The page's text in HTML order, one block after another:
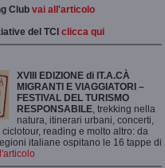
Club vai all'articolo
del TCI clicca qui
XVIII EDIZIONE di IT.A.CÀ
MIGRANTI E VIAGGIATORI –
FESTIVAL DEL TURISMO
RESPONSABILE, trekking nella
natura, itinerari urbani, concerti,
reading e molto altro: da
italiane ospitano le 16 tappe di